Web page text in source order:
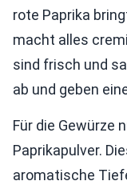
rote Paprika
macht alles
sind frisch und
ab und geben
Für die Gewürze
Paprikapulver.
aromatische